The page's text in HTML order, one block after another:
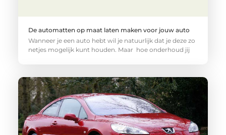
De automatten op maat laten maken voor jouw auto
Wanneer je een auto hebt wil je natuurlijk dat je deze zo
netjes mogelijk kunt houden. Maar hoe onderhoud jij